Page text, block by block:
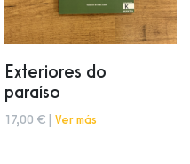
Exteriores do
paraíso
17,00 € | Ver más